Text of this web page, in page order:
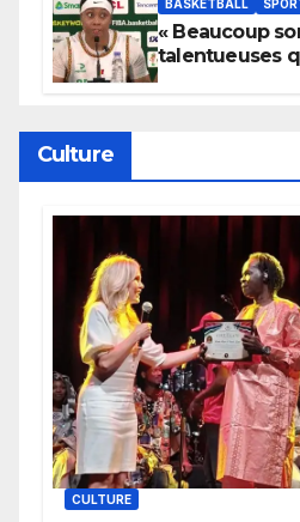
BASKETBALL
« Beaucoup
talentueuses
Culture
CULTURE